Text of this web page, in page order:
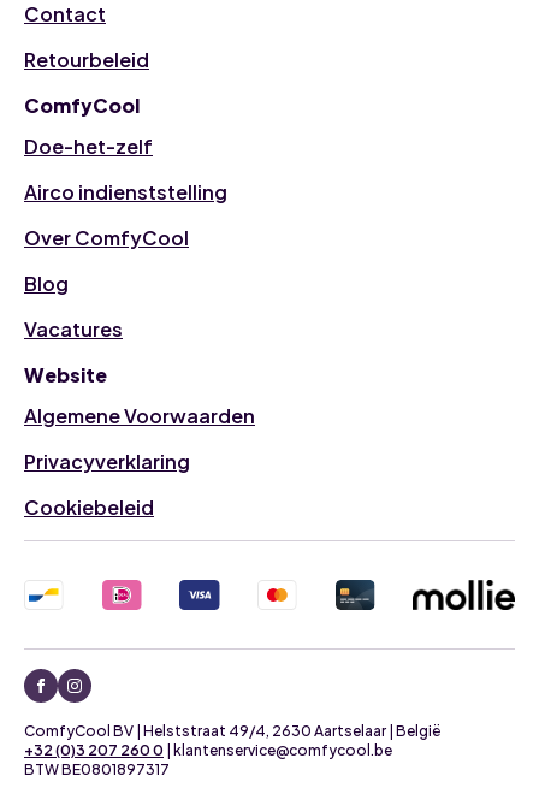
Contact
Retourbeleid
ComfyCool
Doe-het-zelf
Airco indienststelling
Over ComfyCool
Blog
Vacatures
Website
Algemene Voorwaarden
Privacyverklaring
Cookiebeleid
+32 (0)3 207 260 0 | klantenservice@comfycool.be
BTW BE0801897317
ComfyCool BV | Helststraat 49/4, 2630 Aartselaar | België